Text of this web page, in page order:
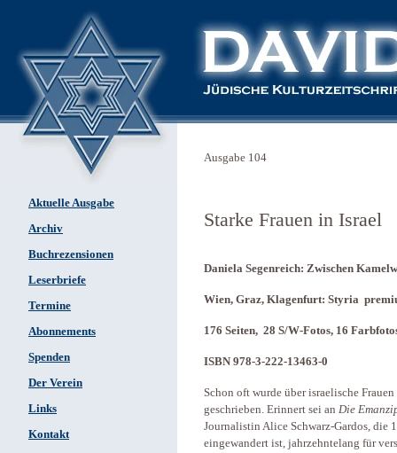
Aktuelle Ausgabe
Archiv
Buchrezensionen
Leserbriefe
Termine
Abonnements
Spenden
Der Verein
Links
Kontakt
Ausgabe 104
Starke Frauen in Israel
Daniela Segenreich: Zwischen
Wien, Graz, Klagenfurt: Styria
176 Seiten, 28 S/W-Fotos, 16
ISBN 978-3-222-13463-0
Schon oft wurde über israelische
geschrieben. Erinnert sei an Die
Journalistin Alice Schwarz-Gardos, die
eingewandert ist, jahrzehntelang für